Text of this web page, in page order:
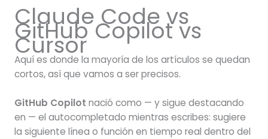
Claude Code vs
GitHub Copilot vs
Cursor
Aquí es donde la mayoría de los artículos se quedan
cortos, así que vamos a ser precisos.
GitHub Copilot nació como — y sigue destacando
en — el autocompletado mientras escribes: sugiere
la siguiente línea o función en tiempo real dentro del